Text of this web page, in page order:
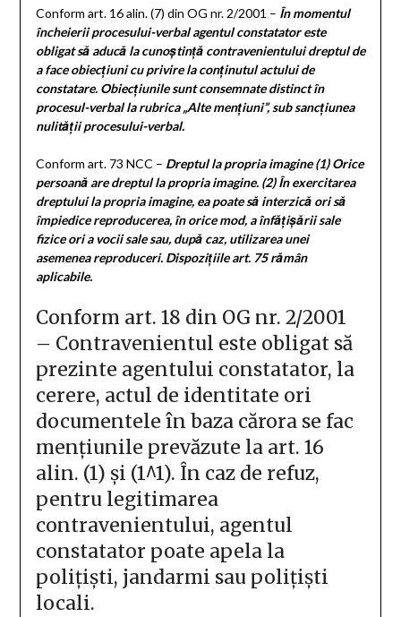
Conform art. 16 alin. (7) din OG nr. 2/2001 – În momentul
încheierii procesului-verbal agentul constatator este
obligat să aducă la cunoștință contravenientului dreptul de
a face obiecțiuni cu privire la conținutul actului de
constatare. Obiecțiunile sunt consemnate distinct în
procesul-verbal la rubrica „Alte mențiuni”, sub sancțiunea
nulității procesului-verbal.
Conform art. 73 NCC – Dreptul la propria imagine (1) Orice
persoană are dreptul la propria imagine. (2) În exercitarea
dreptului la propria imagine, ea poate să interzică ori să
împiedice reproducerea, în orice mod, a înfăţişării sale
fizice ori a vocii sale sau, după caz, utilizarea unei
asemenea reproduceri. Dispoziţiile art. 75 rămân
aplicabile.
Conform art. 18 din OG nr. 2/2001
– Contravenientul este obligat să
prezinte agentului constatator, la
cerere, actul de identitate ori
documentele în baza cărora se fac
mențiunile prevăzute la art. 16
alin. (1) și (1^1). În caz de refuz,
pentru legitimarea
contravenientului, agentul
constatator poate apela la
polițiști, jandarmi sau polițiști
locali.